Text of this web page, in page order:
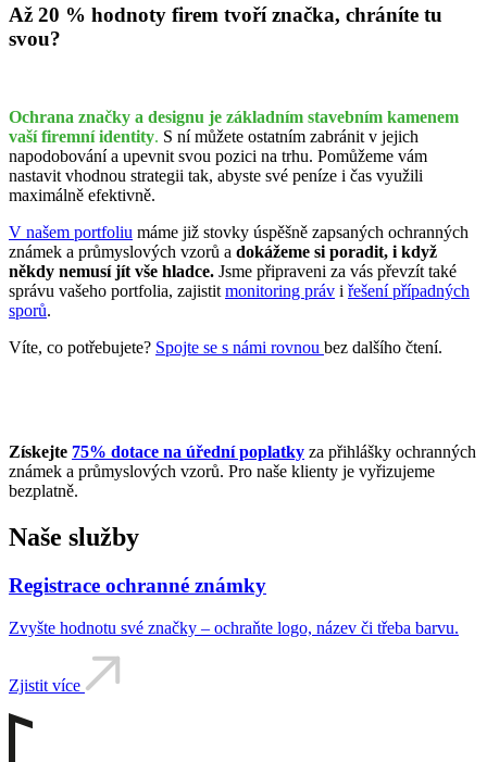
Až 20 % hodnoty firem tvoří značka, chráníte tu
svou?
Ochrana značky a designu je základním stavebním kamenem
vaší firemní identity. S ní můžete ostatním zabránit v jejich
napodobování a upevnit svou pozici na trhu. Pomůžeme vám
nastavit vhodnou strategii tak, abyste své peníze i čas využili
maximálně efektivně.
V našem portfoliu máme již stovky úspěšně zapsaných ochranných
známek a průmyslových vzorů a dokážeme si poradit, i když
někdy nemusí jít vše hladce. Jsme připraveni za vás převzít také
správu vašeho portfolia, zajistit monitoring práv i řešení případných
sporů.
Víte, co potřebujete? Spojte se s námi rovnou bez dalšího čtení.
Získejte 75% dotace na úřední poplatky za přihlášky ochranných
známek a průmyslových vzorů. Pro naše klienty je vyřizujeme
bezplatně.
Naše služby
Registrace ochranné známky
Zvyšte hodnotu své značky – ochraňte logo, název či třeba barvu.
Zjistit více